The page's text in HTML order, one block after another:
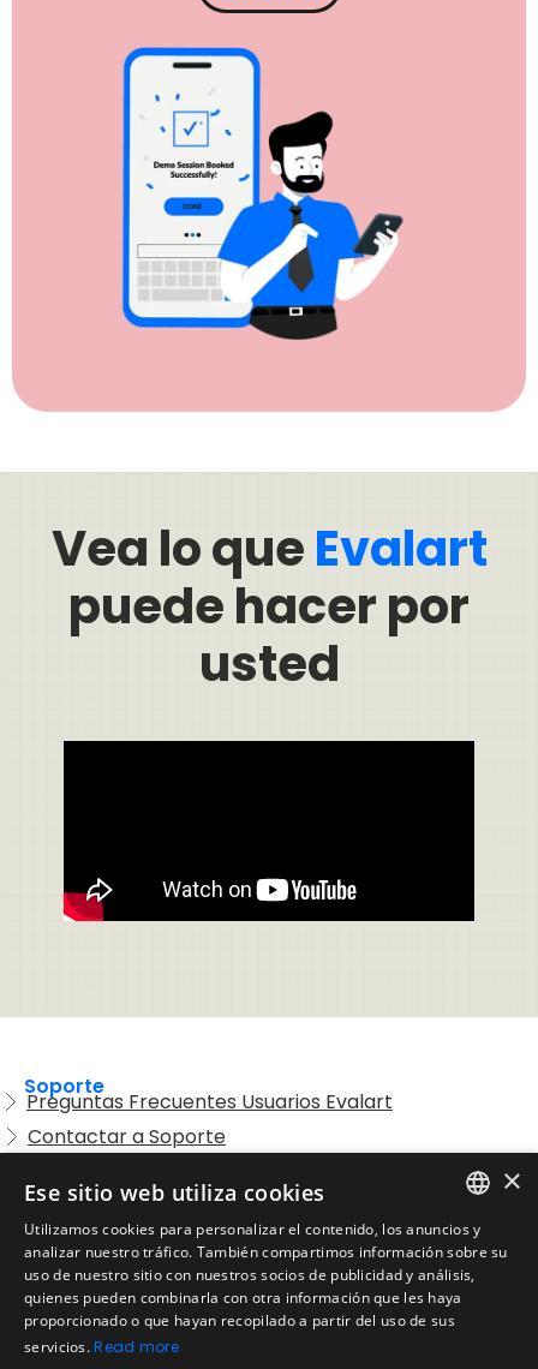
Vea lo queEvalart
puede hacer por
usted
Soporte
Preguntas Frecuentes Usuarios Evalart
Contactar a Soporte
Legal
Condiciones de Servicio
Aviso de privacidad
Política de cookies
Política de devoluciones
ENGLISH
SPANISH
×
Ese sitio web utiliza cookies
Utilizamos cookies para personalizar el contenido, los anuncios y
analizar nuestro tráfico. También compartimos información sobre su
uso de nuestro sitio con nuestros socios de publicidad y análisis,
quienes pueden combinarla con otra información que les haya
proporcionado o que hayan recopilado a partir del uso de sus
servicios.Read more